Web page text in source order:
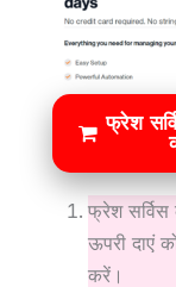
फ्रेश
फ्रेश
ऊपरी दाएं
करें।